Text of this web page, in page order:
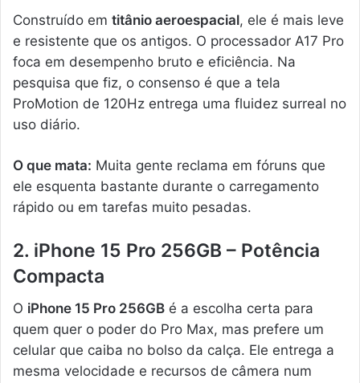
Construído em titânio aeroespacial, ele é mais leve
e resistente que os antigos. O processador A17 Pro
foca em desempenho bruto e eficiência. Na
pesquisa que fiz, o consenso é que a tela
ProMotion de 120Hz entrega uma fluidez surreal no
uso diário.
O que mata: Muita gente reclama em fóruns que
ele esquenta bastante durante o carregamento
rápido ou em tarefas muito pesadas.
2. iPhone 15 Pro 256GB – Potência
Compacta
O iPhone 15 Pro 256GB é a escolha certa para
quem quer o poder do Pro Max, mas prefere um
celular que caiba no bolso da calça. Ele entrega a
mesma velocidade e recursos de câmera num